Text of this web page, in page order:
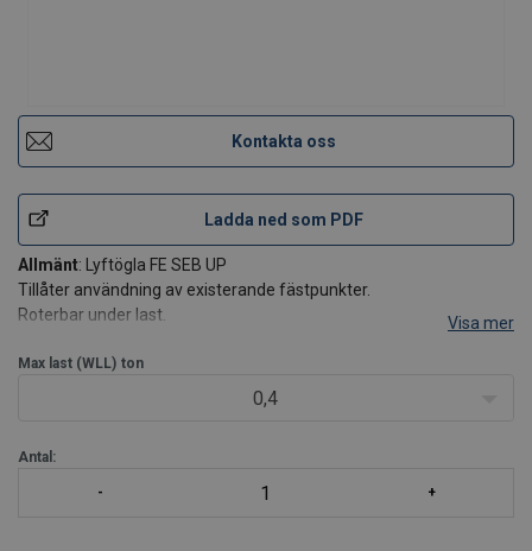
Kontakta oss
Ladda ned som PDF
Allmänt: Lyftögla FE SEB UP
Tillåter användning av existerande fästpunkter.
Roterbar under last.
Visa mer
Max last (WLL) ton
0,4
Antal: